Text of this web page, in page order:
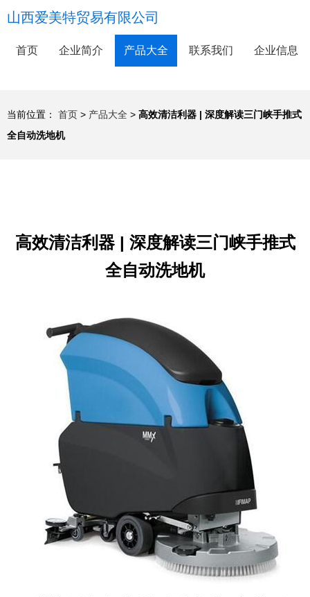
山西爱美特贸易有限公司
首页 企业简介 产品大全 联系我们 企业信息
当前位置： 首页 > 产品大全 > 高效清洁利器 | 深度解读三门峡手推式
全自动洗地机
高效清洁利器 | 深度解读三门峡手推式
全自动洗地机